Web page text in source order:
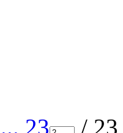
... 23 /